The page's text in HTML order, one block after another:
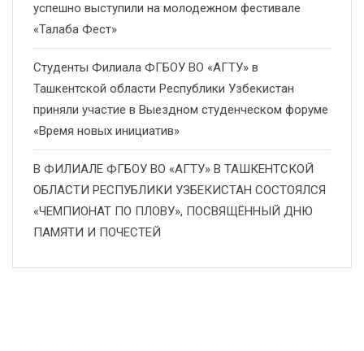
успешно выступили на молодежном фестивале
«Талаба Фест»
Студенты Филиала ФГБОУ ВО «АГТУ» в
Ташкентской области Республики Узбекистан
приняли участие в Выездном студенческом форуме
«Время новых инициатив»
В ФИЛИАЛЕ ФГБОУ ВО «АГТУ» В ТАШКЕНТСКОЙ
ОБЛАСТИ РЕСПУБЛИКИ УЗБЕКИСТАН СОСТОЯЛСЯ
«ЧЕМПИОНАТ ПО ПЛОВУ», ПОСВЯЩЁННЫЙ ДНЮ
ПАМЯТИ И ПОЧЕСТЕЙ